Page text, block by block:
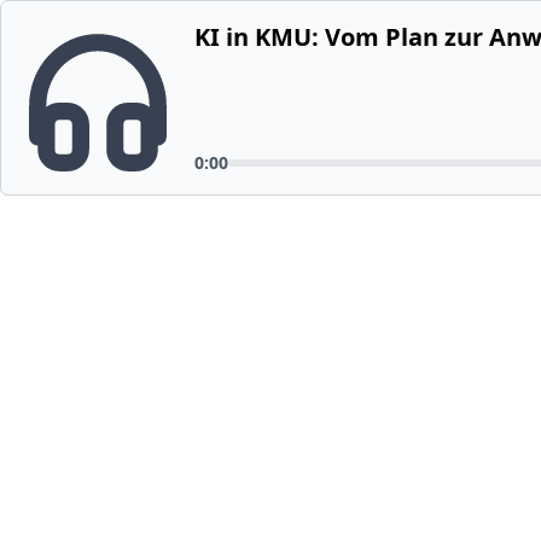
KI in KMU: Vom Plan zur
0:00